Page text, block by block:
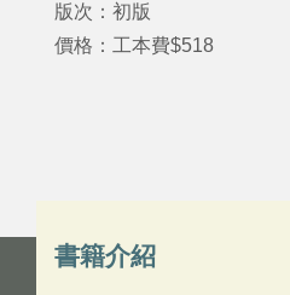
版次：初版
價格：工本費$518
書籍介紹